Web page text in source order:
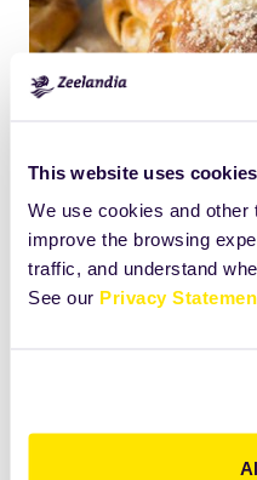
This website uses cookies
We use cookies and other
improve the browsing
traffic, and understand
See our Privacy
Odkryj więcej niż